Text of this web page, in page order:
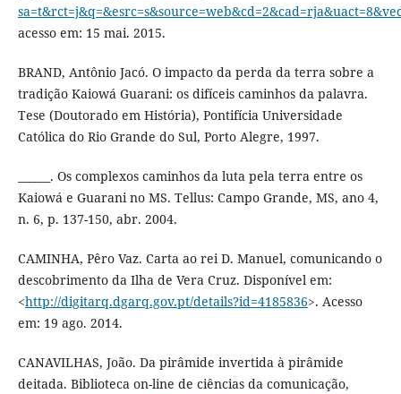
acesso em: 15 mai. 2015.
BRAND, Antônio Jacó. O impacto da perda da terra sobre a
tradição Kaiowá Guarani: os difíceis caminhos da palavra.
Tese (Doutorado em História), Pontifícia Universidade
Católica do Rio Grande do Sul, Porto Alegre, 1997.
______. Os complexos caminhos da luta pela terra entre os
Kaiowá e Guarani no MS. Tellus: Campo Grande, MS, ano 4,
n. 6, p. 137-150, abr. 2004.
CAMINHA, Pêro Vaz. Carta ao rei D. Manuel, comunicando o
descobrimento da Ilha de Vera Cruz. Disponível em:
<http://digitarq.dgarq.gov.pt/details?id=4185836>. Acesso
em: 19 ago. 2014.
CANAVILHAS, João. Da pirâmide invertida à pirâmide
deitada. Biblioteca on-line de ciências da comunicação,